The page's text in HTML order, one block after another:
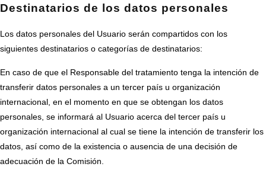
Destinatarios de los datos personales
Los datos personales del Usuario serán compartidos con los
siguientes destinatarios o categorías de destinatarios:
En caso de que el Responsable del tratamiento tenga la intención de
transferir datos personales a un tercer país u organización
internacional, en el momento en que se obtengan los datos
personales, se informará al Usuario acerca del tercer país u
organización internacional al cual se tiene la intención de transferir los
datos, así como de la existencia o ausencia de una decisión de
adecuación de la Comisión.